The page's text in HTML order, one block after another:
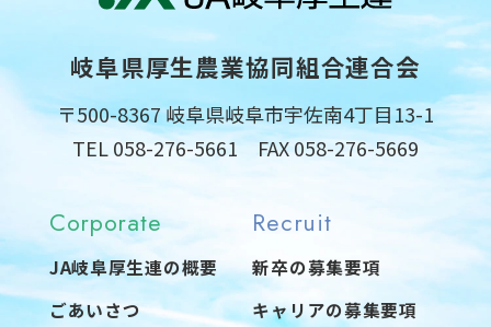
岐阜県厚生農業協同組合連合会
〒500-8367 岐阜県岐阜市宇佐南4丁目13-1
TEL 058-276-5661 FAX 058-276-5669
Corporate
JA岐阜厚生連の概要
ごあいさつ
Recruit
新卒の募集要項
キャリアの募集要項